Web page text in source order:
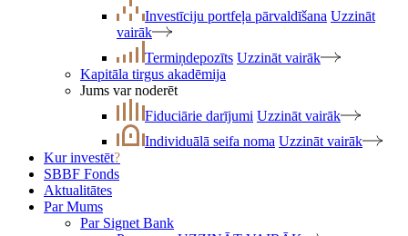
Investīciju portfeļa pārvaldīšana Uzzināt
vairāk
Termiņdepozīts Uzzināt vairāk
Kapitāla tirgus akadēmija
Jums var noderēt
Fiduciārie darījumi Uzzināt vairāk
Individuālā seifa noma Uzzināt vairāk
Kur investēt?
SBBF Fonds
Aktualitātes
Par Mums
Par Signet Bank